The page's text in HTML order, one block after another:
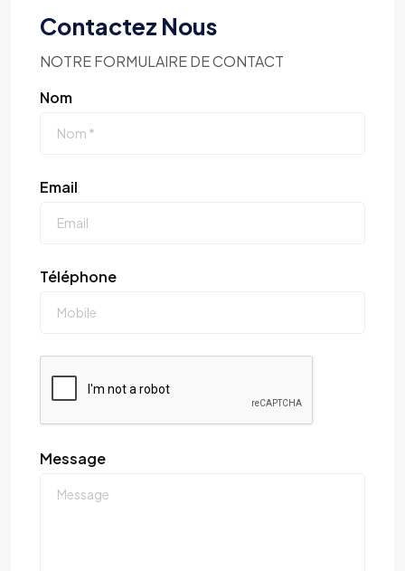
Contactez Nous
NOTRE FORMULAIRE DE CONTACT
Nom
Email
Téléphone
Message